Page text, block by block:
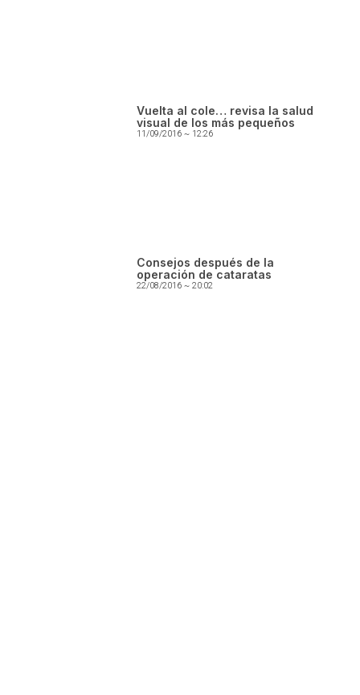
Vuelta al cole… revisa la salud
visual de los más pequeños
11/09/2016 12:26
Consejos después de la
operación de cataratas
22/08/2016 20:02